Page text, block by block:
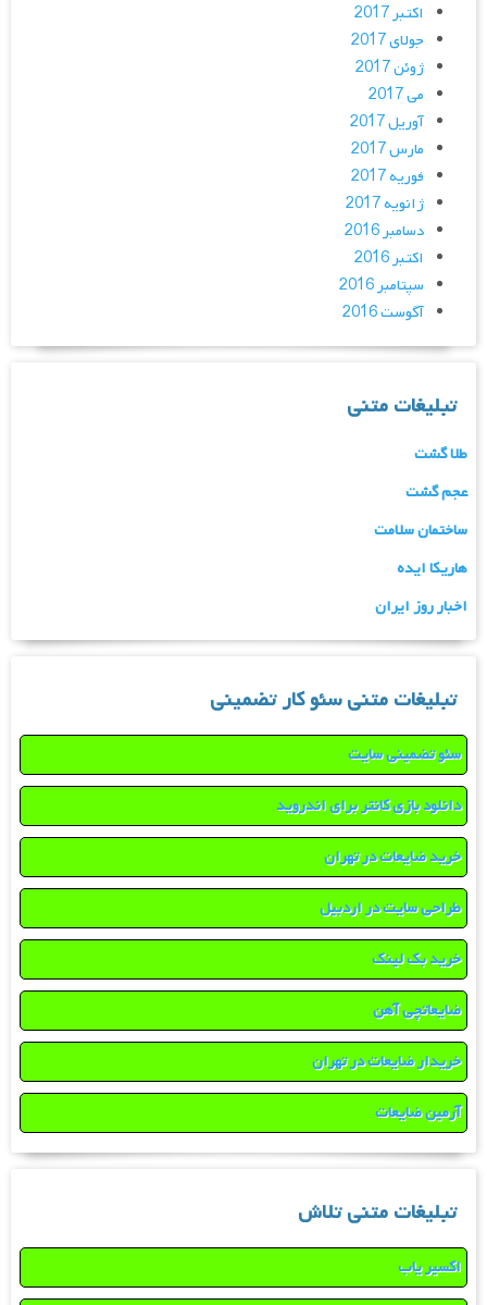
اکتبر 2017
جولای 2017
ژوئن 2017
می 2017
آوریل 2017
مارس 2017
فوریه 2017
ژانویه 2017
دسامبر 2016
اکتبر 2016
سپتامبر 2016
آگوست 2016
تبلیغات متنی
طلا گشت
عجم گشت
ساختمان سلامت
هاریکا ایده
اخبار روز ایران
تبلیغات متنی سئو کار تضمینی
سئو تضمینی سایت
دانلود بازی کانتر برای اندروید
خرید ضایعات در تهران
طراحی سایت در اردبیل
خرید بک لینک
ضایعاتچی آهن
خریدار ضایعات در تهران
آرمین ضایعات
تبلیغات متنی تلاش
اکسیر یاب